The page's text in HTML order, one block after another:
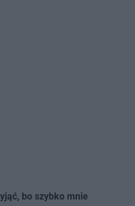
bo szybko mnie